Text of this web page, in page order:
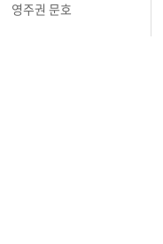
전문가 소개